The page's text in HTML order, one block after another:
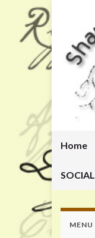
Home
SOCIAL
MENU